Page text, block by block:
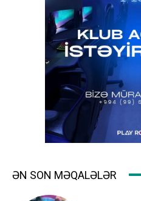
ƏN SON MƏQALƏLƏR